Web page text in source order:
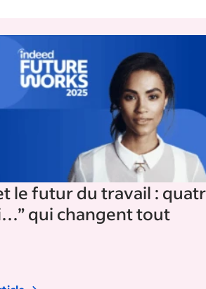
le futur du travail :
qui changent tout